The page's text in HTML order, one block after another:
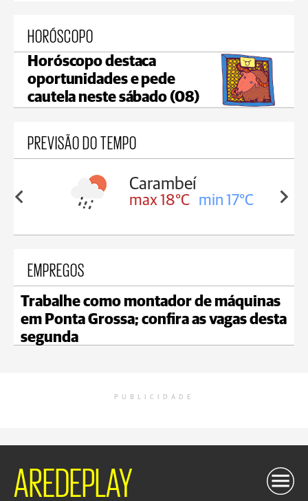
HORÓSCOPO
Horóscopo destaca
oportunidades e pede
cautela neste sábado (08)
PREVISÃO DO TEMPO
Carambeí
max 18°C min 17°C
EMPREGOS
Trabalhe como montador de máquinas
em Ponta Grossa; confira as vagas desta
segunda
PUBLICIDADE
AREDEPLAY